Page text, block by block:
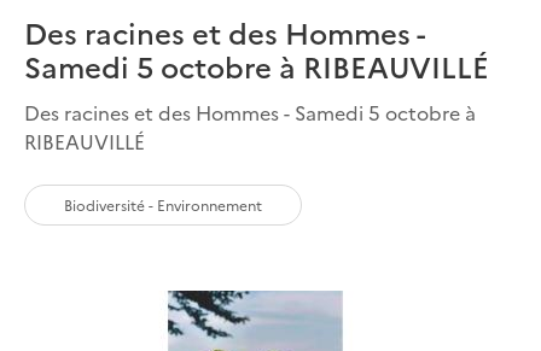
Des racines et des Hommes -
Samedi 5 octobre à RIBEAUVILLÉ
Des racines et des Hommes - Samedi 5 octobre à
RIBEAUVILLÉ
Biodiversité - Environnement